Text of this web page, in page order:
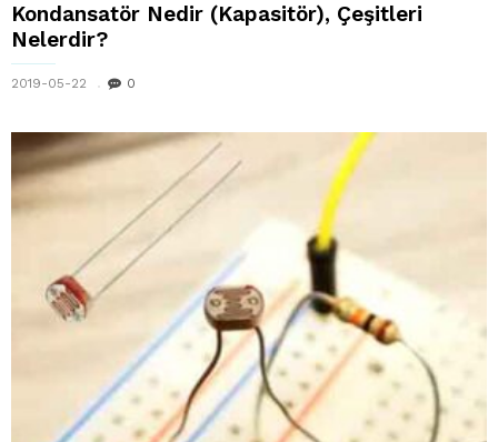
Kondansatör Nedir (Kapasitör), Çeşitleri
Nelerdir?
2019-05-22 0